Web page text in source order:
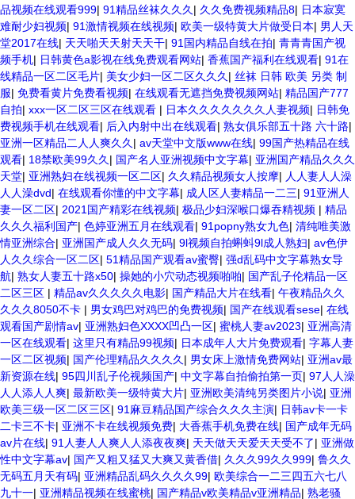
品视频在线观看999| 91精品丝袜久久久 | 久久免费视频精品8| 日本寂寞
难耐少妇视频| 91激情视频在线视频| 欧美一级特黄大片做受日本| 男人天
堂2017在线| 天天啪天天射天天干| 91国内精品自线在拍| 青青青国产视
频手机| 日韩黄色a影视在线免费观看网站| 香蕉国产福利在线观看| 91在
线精品一区二区毛片| 美女少妇一区二区久久久 | 丝袜 日韩 欧美 另类 制
服| 免费看黄片免费看视频| 在线观看无遮挡免费视频网站| 精品国产777
自拍| xxx一区二区三区在线观看 | 日本久久久久久久久人妻视频| 日韩免
费视频手机在线观看| 后入内射中出在线观看| 熟女俱乐部五十路 六十路|
亚洲一区精品二人人爽久久 | av天堂中文版www在线| 99国产热精品在线
观看| 18禁欧美99久久 | 国产名人亚洲视频中文字幕| 亚洲国产精品久久久
天堂| 亚洲熟妇在线视频一区二区| 久久精品视频女人按摩| 人人妻人人澡
人人澡dvd| 在线观看你懂的中文字幕| 成人区人妻精品一二三| 91亚洲人
妻一区二区| 2021国产精彩在线视频| 极品少妇深喉口爆吞精视频 | 精品
久久久福利国产| 色婷亚洲五月在线观看| 91popny熟女九色| 清纯唯美激
情亚洲综合| 亚洲国产成人久久无码| 9l视频自拍蝌蚪9l成人熟妇| av色伊
人久久综合一区二区| 51精品国产观看av蜜臀| 强d乱码中文字幕熟女导
航| 熟女人妻五十路x50| 操她的小穴动态视频啪啪| 国产乱子伦精品一区
二区三区 | 精品av久久久久久电影| 国产精品大片在线看| 午夜精品久久
久久久8050不卡 | 男女鸡巴对鸡巴的免费视频| 国产在线观看sese| 在线
观看国产剧情av| 亚洲熟妇色XXXX凹凸一区| 蜜桃人妻av2023| 亚洲高清
一区在线观看| 这里只有精品99视频| 日本成年人大片免费观看| 字幕人妻
一区二区视频| 国产伦理精品久久久久 | 男女床上激情免费网站| 亚洲av最
新资源在线| 95四川乱子伦视频国产| 中文字幕自拍偷拍第一页| 97人人澡
人人添人人爽| 最新欧美一级特黄大片| 亚洲欧美清纯另类图片小说| 亚洲
欧美三级一区二区三区| 91麻豆精品国产综合久久久主演| 日韩av卡一卡
二卡三不卡| 亚洲不卡在线视频免费| 大香蕉手机免费在线| 国产成年无码
av片在线| 91人妻人人爽人人添夜夜爽| 天天做天天爱天天受不了| 亚洲做
性中文字幕av| 国产又粗又猛又大爽又黄香借| 久久久99久久999| 鲁久久
无码五月天有码| 亚洲精品乱码久久久久99| 欧美综合一二三四五六七八
九十一| 亚洲精品视频在线蜜桃| 国产精品v欧美精品v亚洲精品| 熟老骚